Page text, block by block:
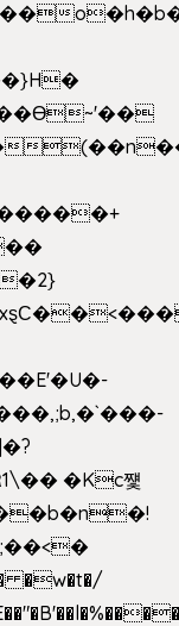
�Kc쩇
�w�t�/